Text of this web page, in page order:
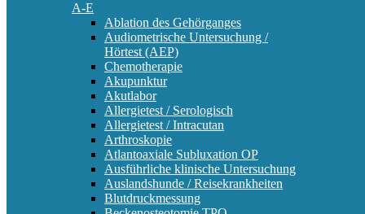
A-E
Ablation des Gehörganges
Audiometrische Untersuchung /
Hörtest (AEP)
Chemotherapie
Akupunktur
Akutlabor
Allergietest / Serologisch
Allergietest / Intracutan
Arthroskopie
Atlantoaxiale Subluxation OP
Ausführliche klinische Untersuchung
Auslandshunde / Reisekrankheiten
Blutdruckmessung